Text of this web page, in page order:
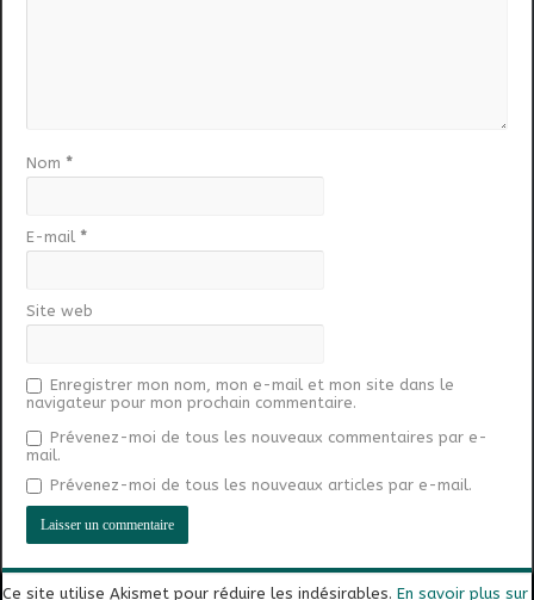
Nom *
E-mail *
Site web
Enregistrer mon nom, mon e-mail et mon site dans le
navigateur pour mon prochain commentaire.
Prévenez-moi de tous les nouveaux commentaires par e-
mail.
Prévenez-moi de tous les nouveaux articles par e-mail.
Ce site utilise Akismet pour réduire les indésirables.En savoir plus sur